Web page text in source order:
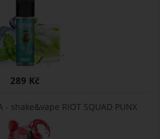
289 Kč
- shake&vape RIOT SQUAD PUNX